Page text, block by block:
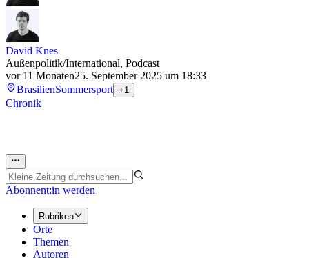
David Knes
Außenpolitik/International, Podcast
vor 11 Monaten25. September 2025 um 18:33
BrasilienSommersport +1
Chronik
Abonnent:in werden
Rubriken
Orte
Themen
Autoren